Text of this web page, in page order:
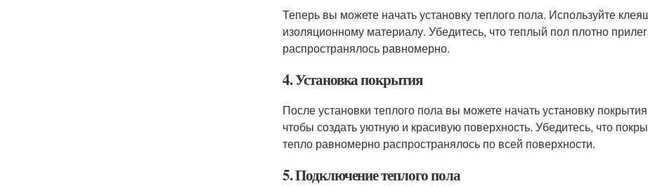
Теперь вы можете начать установку теплого пола. Используйте
изоляционному материалу. Убедитесь, что теплый пол плотно
распространялось равномерно.
4. Установка покрытия
После установки теплого пола вы можете начать установку
чтобы создать уютную и красивую поверхность. Убедитесь, что
тепло равномерно распространялось по всей поверхности.
5. Подключение теплого пола